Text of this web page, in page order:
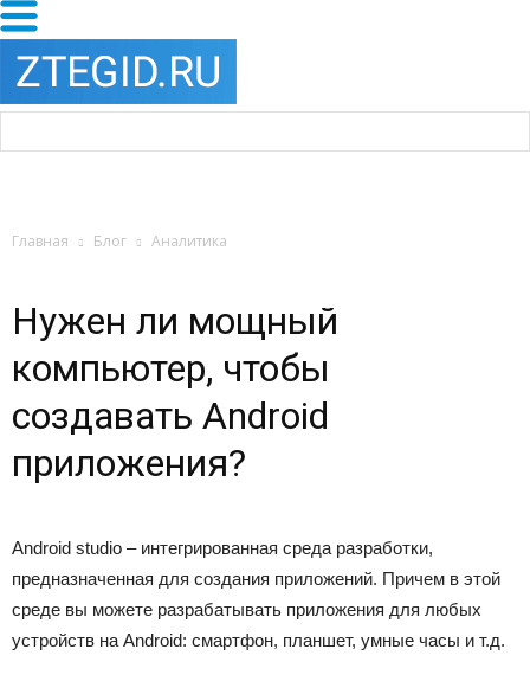
Главная Блог Аналитика
Нужен ли мощный
компьютер, чтобы
создавать Android
приложения?
Android studio – интегрированная среда разработки,
предназначенная для создания приложений. Причем в этой
среде вы можете разрабатывать приложения для любых
устройств на Android: смартфон, планшет, умные часы и т.д.